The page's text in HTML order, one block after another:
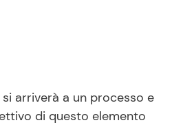
arriverà a un processo e
di questo elemento